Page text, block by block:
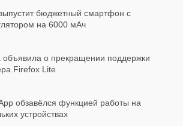
огромный 6,82-дюймовый
дисплей с FullHD и 3/4 ГБ
бюджетный смартфон с
на 6000 мАч
объявила о прекращении поддержки
Firefox Lite
обзавёлся функцией работы на
устройствах